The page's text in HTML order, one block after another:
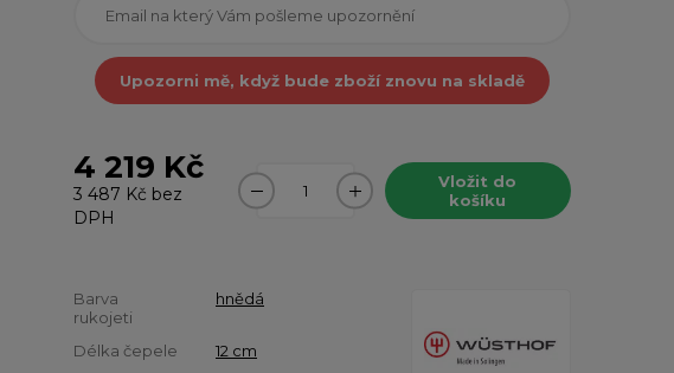
Upozorni mě, když bude zboží znovu na skladě
4 219 Kč
3 487 Kč bez
DPH
Vložit do
košíku
Barva
rukojeti
hnědá
Délka čepele
12 cm